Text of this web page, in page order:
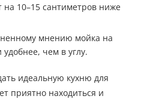
на 10–15 сантиметров ниже
мнению мойка на
чем в углу.
идеальную кухню для
приятно находиться и